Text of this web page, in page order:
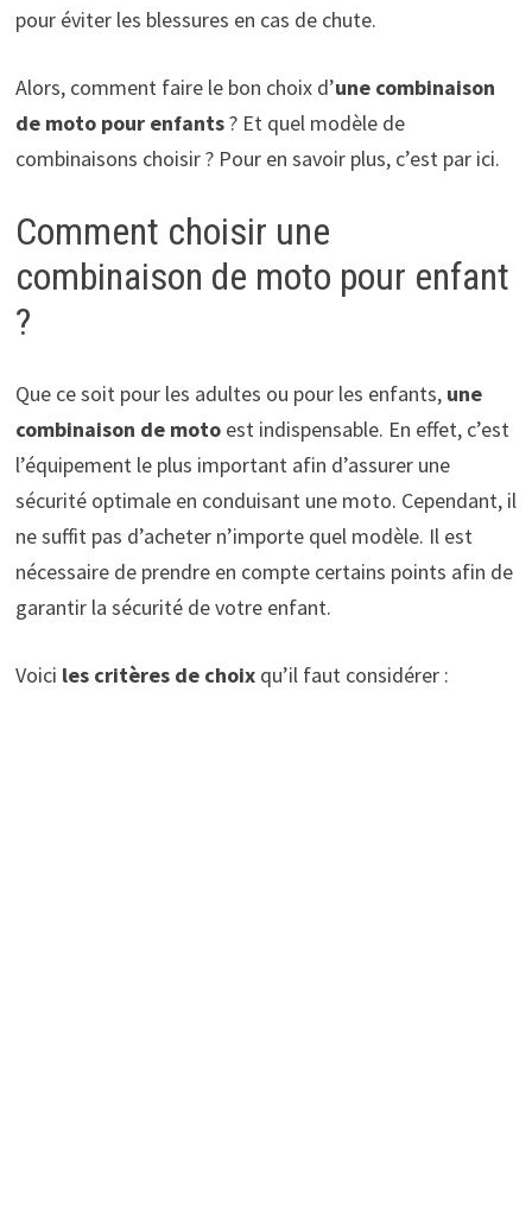
pour éviter les blessures en cas de chute.
Alors, comment faire le bon choix d’une combinaison
de moto pour enfants? Et quel modèle de
combinaisons choisir ? Pour en savoir plus, c’est par ici.
Comment choisir une
combinaison de moto pour enfant
?
Que ce soit pour les adultes ou pour les enfants, une
combinaison de motoest indispensable. En effet, c’est
l’équipement le plus important afin d’assurer une
sécurité optimale en conduisant une moto. Cependant, il
ne suffit pas d’acheter n’importe quel modèle. Il est
nécessaire de prendre en compte certains points afin de
garantir la sécurité de votre enfant.
Voici les critères de choixqu’il faut considérer :